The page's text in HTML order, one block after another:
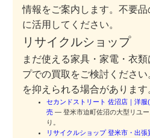
情報をご案内します。不要
に活用してください。
リサイクルショップ
まだ使える家具・家電・衣
プでの買取をご検討くださ
を抑えられる場合があります
セカンドストリート 佐沼店｜洋
売 — 登米市迫町佐沼の大型リユ
り。
リサイクルショップ 登米市・出張